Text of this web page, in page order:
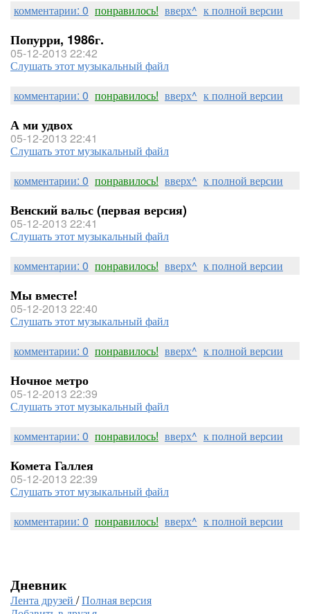
комментарии: 0 понравилось! вверх^ к полной версии
Попурри, 1986г.
05-12-2013 22:42
Слушать этот музыкальный файл
комментарии: 0 понравилось! вверх^ к полной версии
А ми удвох
05-12-2013 22:41
Слушать этот музыкальный файл
комментарии: 0 понравилось! вверх^ к полной версии
Венский вальс (первая версия)
05-12-2013 22:41
Слушать этот музыкальный файл
комментарии: 0 понравилось! вверх^ к полной версии
Мы вместе!
05-12-2013 22:40
Слушать этот музыкальный файл
комментарии: 0 понравилось! вверх^ к полной версии
Ночное метро
05-12-2013 22:39
Слушать этот музыкальный файл
комментарии: 0 понравилось! вверх^ к полной версии
Комета Галлея
05-12-2013 22:39
Слушать этот музыкальный файл
комментарии: 0 понравилось! вверх^ к полной версии
Дневник
Лента друзей /Полная версия